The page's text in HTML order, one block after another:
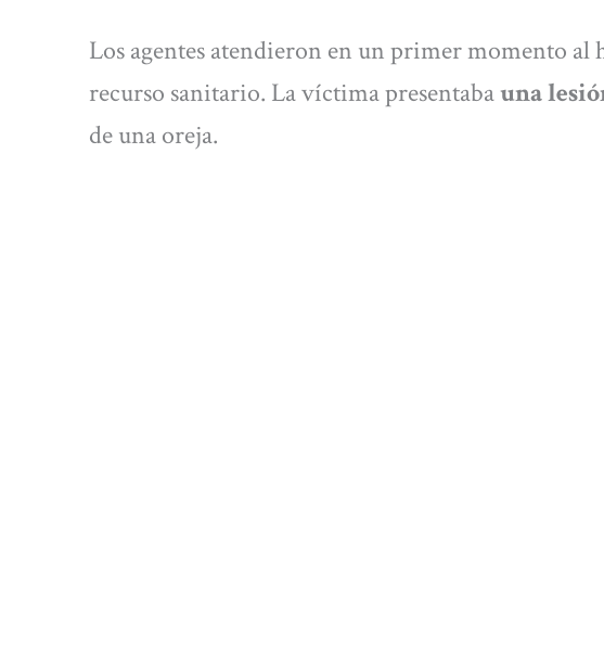
Los agentes atendieron en un primer momento al
recurso sanitario. La víctima presentabauna
de una oreja.